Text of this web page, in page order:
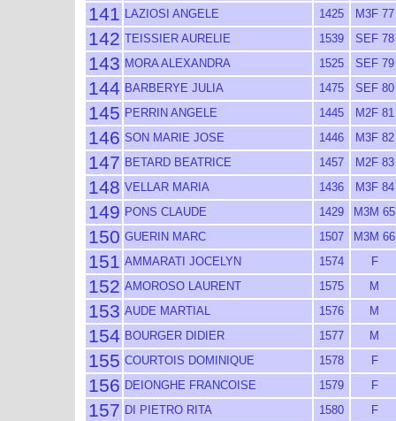
141 LAZIOSI ANGELE 1425 M3F 77
142 TEISSIER AURELIE 1539 SEF 78
143 MORA ALEXANDRA 1525 SEF 79
144 BARBERYE JULIA 1475 SEF 80
145 PERRIN ANGELE 1445 M2F 81
146 SON MARIE JOSE 1446 M3F 82
147 BETARD BEATRICE 1457 M2F 83
148 VELLAR MARIA 1436 M3F 84
149 PONS CLAUDE 1429 M3M 65
150 GUERIN MARC 1507 M3M 66
151 AMMARATI JOCELYN 1574 F
152 AMOROSO LAURENT 1575 M
153 AUDE MARTIAL 1576 M
154 BOURGER DIDIER 1577 M
155 COURTOIS DOMINIQUE 1578 F
156 DEIONGHE FRANCOISE 1579 F
157 DI PIETRO RITA 1580 F